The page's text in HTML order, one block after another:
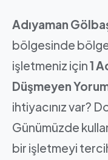
Adıyaman
bölgesinde
işletmeniz için1
Düşmeyen
ihtiyacınız var?
Günümüzde
bir işletmeyi